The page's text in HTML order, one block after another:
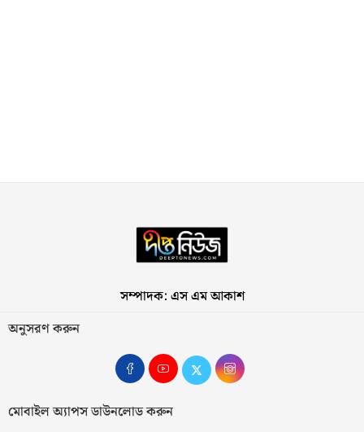
সম্পাদক: এস এম আকাশ
অনুসরণ করুন
মোবাইল অ্যাপস ডাউনলোড করুন